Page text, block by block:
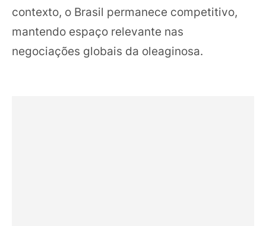
contexto, o Brasil permanece competitivo,
mantendo espaço relevante nas
negociações globais da oleaginosa.